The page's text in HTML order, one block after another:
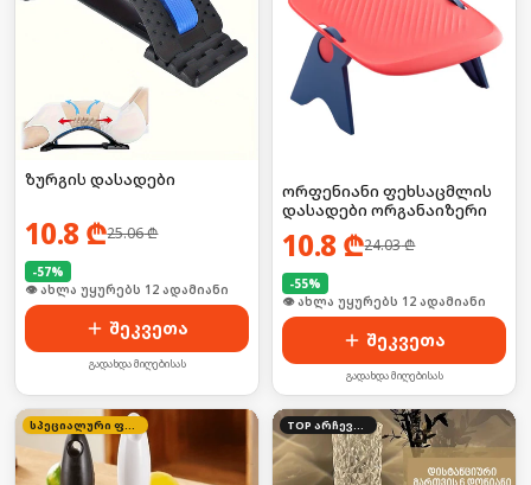
ზურგის დასადები
10.8 ₾25.06₾
-57%
🛒 ბოლო 24სთ-ში იყიდა 16-მა
შეკვეთა
გადახდა მიღებისას
ორფენიანი ფეხსაცმლის
დასადები ორგანაიზერი
10.8 ₾24.03₾
-55%
🛒 ბოლო 24სთ-ში იყიდა 16-მა
შეკვეთა
გადახდა მიღებისას
სპეციალური ფასი TOP არჩევანი